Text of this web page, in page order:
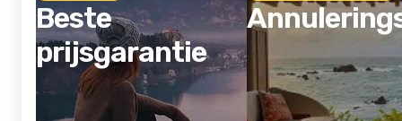
Beste
prijsgarantie